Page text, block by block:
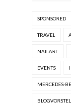
SPONSORED
TRAVEL
NAILART
EVENTS
MERCEDES-